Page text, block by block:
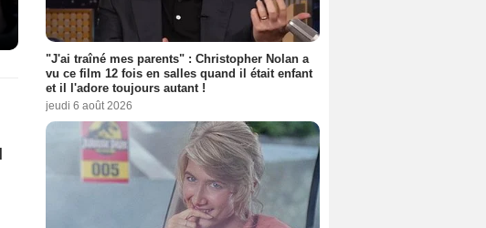
"J'ai traîné mes parents" : Christopher Nolan a
vu ce film 12 fois en salles quand il était enfant
et il l'adore toujours autant !
jeudi 6 août 2026